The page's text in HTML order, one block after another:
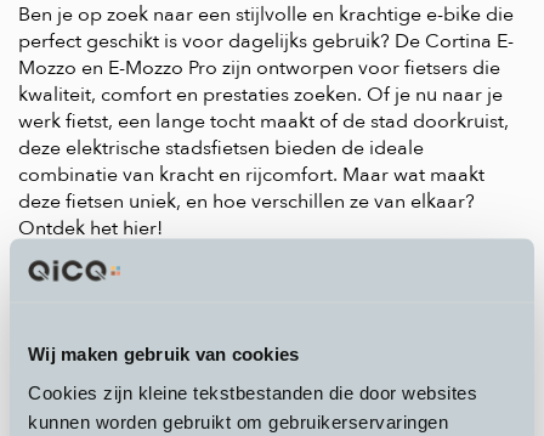
Wij maken gebruik van cookies
Cookies zijn kleine tekstbestanden die door websites
kunnen worden gebruikt om gebruikerservaringen
Ben je op zoek naar een stijlvolle en krachtige e-bike die
perfect geschikt is voor dagelijks gebruik? De Cortina E-
Mozzo en E-Mozzo Pro zijn ontworpen voor fietsers die
kwaliteit, comfort en prestaties zoeken. Of je nu naar je
werk fietst, een lange tocht maakt of de stad doorkruist,
deze elektrische stadsfietsen bieden de ideale
combinatie van kracht en rijcomfort. Maar wat maakt
deze fietsen uniek, en hoe verschillen ze van elkaar?
Ontdek het hier!
[SPLIT]
en Comfortabel
De Cortina E-Mozzo is een veelzijdige elektrische